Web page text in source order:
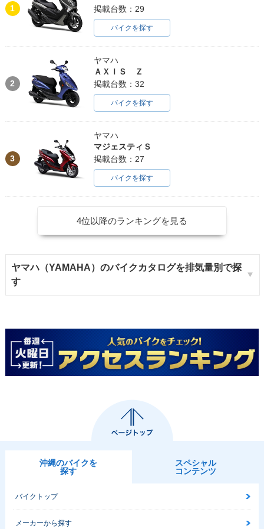
1
掲載台数：29
バイクを探す
2
ヤマハ
ＡＸＩＳ Ｚ
掲載台数：32
バイクを探す
3
ヤマハ
マジェスティＳ
掲載台数：27
バイクを探す
4位以降のランキングを見る
ヤマハ（YAMAHA）のバイクカタログを排気量別で探
す
沖縄のバイクを
探す
スペシャル
コンテンツ
バイクトップ
メーカーから探す